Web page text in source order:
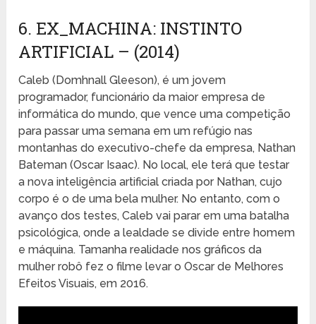
6. EX_MACHINA: INSTINTO
ARTIFICIAL – (2014)
Caleb (Domhnall Gleeson), é um jovem
programador, funcionário da maior empresa de
informática do mundo, que vence uma competição
para passar uma semana em um refúgio nas
montanhas do executivo-chefe da empresa, Nathan
Bateman (Oscar Isaac). No local, ele terá que testar
a nova inteligência artificial criada por Nathan, cujo
corpo é o de uma bela mulher. No entanto, com o
avanço dos testes, Caleb vai parar em uma batalha
psicológica, onde a lealdade se divide entre homem
e máquina. Tamanha realidade nos gráficos da
mulher robô fez o filme levar o Oscar de Melhores
Efeitos Visuais, em 2016.